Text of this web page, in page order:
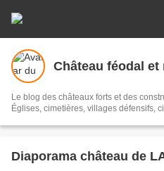
Château féodal
Le blog des châteaux forts et des
Églises, cimetières, villages défensifs,
Diaporama château de